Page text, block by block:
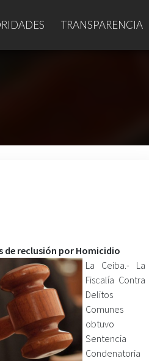
TRANSPARENCIA
de reclusión por Homicidio
La Ceiba.- La
Fiscalía Contra
Delitos
Comunes
obtuvo
Sentencia
Condenatoria